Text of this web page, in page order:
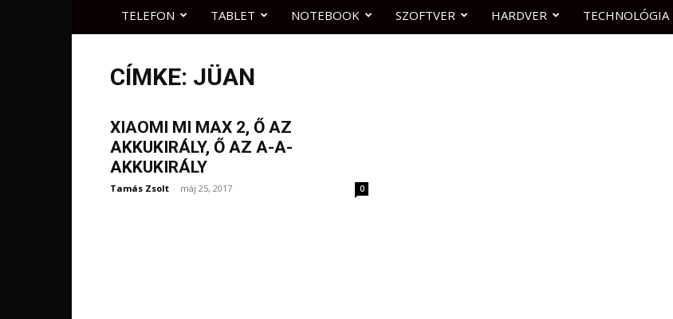
TELEFON TABLET NOTEBOOK SZOFTVER HARDVER TECHNOLÓGIA
CÍMKE: JÜAN
XIAOMI MI MAX 2, Ő AZ
AKKUKIRÁLY, Ő AZ A-A-
AKKUKIRÁLY
Tamás Zsolt - máj 25, 2017 0